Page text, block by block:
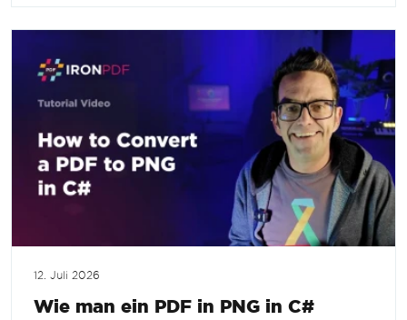
12. Juli 2026
Wie man ein PDF in PNG in C#